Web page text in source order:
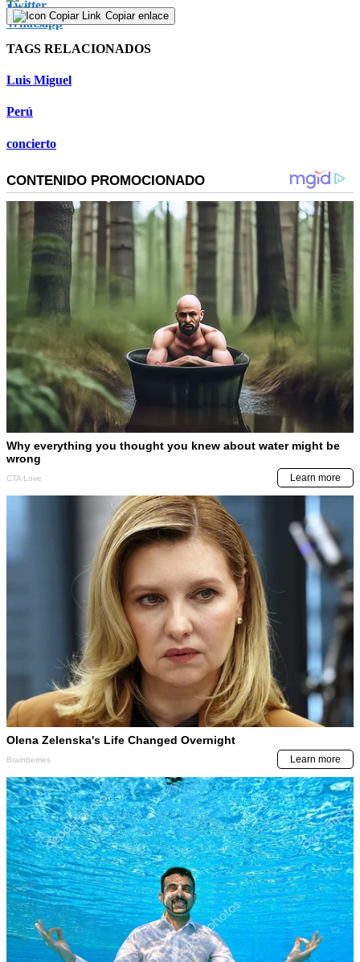
Copiar enlace
TAGS RELACIONADOS
Luis Miguel
Perú
concierto